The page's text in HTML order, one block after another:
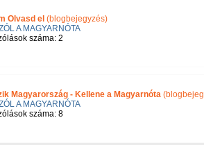
Olvasd el (blogbejegyzés)
A MAGYARNÓTA
száma: 2
Magyarország - Kellene a Magyarnóta
A MAGYARNÓTA
száma: 8